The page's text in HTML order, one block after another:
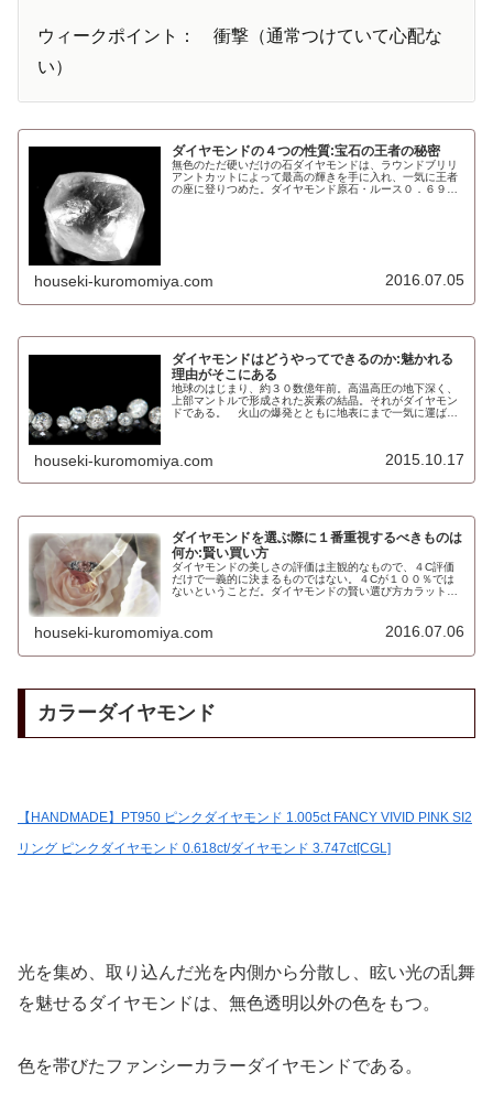
ウィークポイント： 衝撃（通常つけていて心配な
い）
ダイヤモンドの４つの性質:宝石の王者の秘密
無色のただ硬いだけの石ダイヤモンドは、ラウンドブリリ
アントカットによって最高の輝きを手に入れ、一気に王者
の座に登りつめた。ダイヤモンド原石・ルース０．６９Ｃ
houseki-kuromomiya.com 2016.07.05
ダイヤモンドはどうやってできるのか:魅かれる
理由がそこにある
地球のはじまり、約３０数億年前。高温高圧の地下深く、
上部マントルで形成された炭素の結晶。それがダイヤモン
ドである。 火山の爆発とともに地表にまで一気に運ば
houseki-kuromomiya.com 2015.10.17
ダイヤモンドを選ぶ際に１番重視するべきものは
何か:賢い買い方
ダイヤモンドの美しさの評価は主観的なもので、４C評価
だけで一義的に決まるものではない。４Cが１００％では
ないということだ。ダイヤモンドの賢い選び方カラット
houseki-kuromomiya.com 2016.07.06
カラーダイヤモンド
【HANDMADE】PT950 ピンクダイヤモンド 1.005ct FANCY VIVID PINK SI2
リング ピンクダイヤモンド 0.618ct/ダイヤモンド 3.747ct[CGL]
光を集め、取り込んだ光を内側から分散し、眩い光の乱舞
を魅せるダイヤモンドは、無色透明以外の色をもつ。
色を帯びたファンシーカラーダイヤモンドである。